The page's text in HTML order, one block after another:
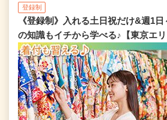
登録制
《登録制》入れる土日祝だけ&週1
の知識もイチから学べる♪【東京エリ